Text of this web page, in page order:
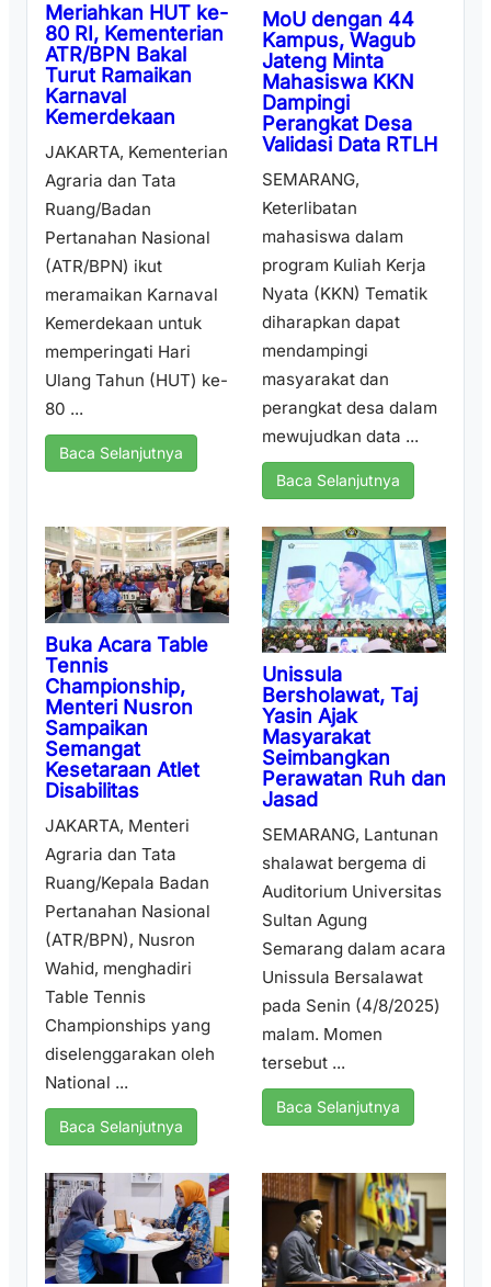
Meriahkan HUT ke-
80 RI, Kementerian
ATR/BPN Bakal
Turut Ramaikan
Karnaval
Kemerdekaan
JAKARTA, Kementerian
Agraria dan Tata
Ruang/Badan
Pertanahan Nasional
(ATR/BPN) ikut
meramaikan Karnaval
Kemerdekaan untuk
memperingati Hari
Ulang Tahun (HUT) ke-
80 ...
Baca Selanjutnya
MoU dengan 44
Kampus, Wagub
Jateng Minta
Mahasiswa KKN
Dampingi
Perangkat Desa
Validasi Data RTLH
SEMARANG,
Keterlibatan
mahasiswa dalam
program Kuliah Kerja
Nyata (KKN) Tematik
diharapkan dapat
mendampingi
masyarakat dan
perangkat desa dalam
mewujudkan data ...
Baca Selanjutnya
Buka Acara Table
Tennis
Championship,
Menteri Nusron
Sampaikan
Semangat
Kesetaraan Atlet
Disabilitas
JAKARTA, Menteri
Agraria dan Tata
Ruang/Kepala Badan
Pertanahan Nasional
(ATR/BPN), Nusron
Wahid, menghadiri
Table Tennis
Championships yang
diselenggarakan oleh
National ...
Baca Selanjutnya
Unissula
Bersholawat, Taj
Yasin Ajak
Masyarakat
Seimbangkan
Perawatan Ruh dan
Jasad
SEMARANG, Lantunan
shalawat bergema di
Auditorium Universitas
Sultan Agung
Semarang dalam acara
Unissula Bersalawat
pada Senin (4/8/2025)
malam. Momen
tersebut ...
Baca Selanjutnya